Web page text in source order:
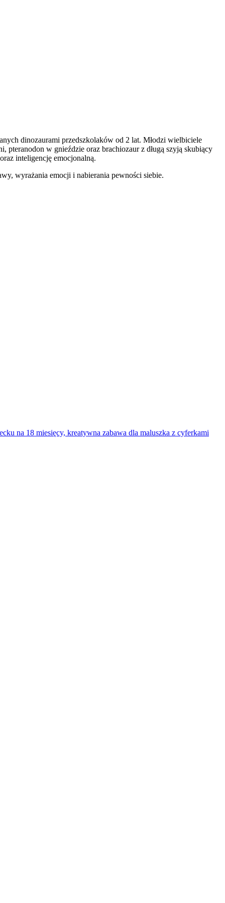
dinozaurami przedszkolaków od 2 lat. Młodzi wielbiciele
pteranodon w gnieździe oraz brachiozaur z długą szyją skubiący
inteligencję emocjonalną.
wyrażania emocji i nabierania pewności siebie.